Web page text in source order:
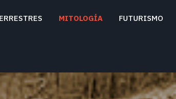
MITOLOGÍA FUTURISMO